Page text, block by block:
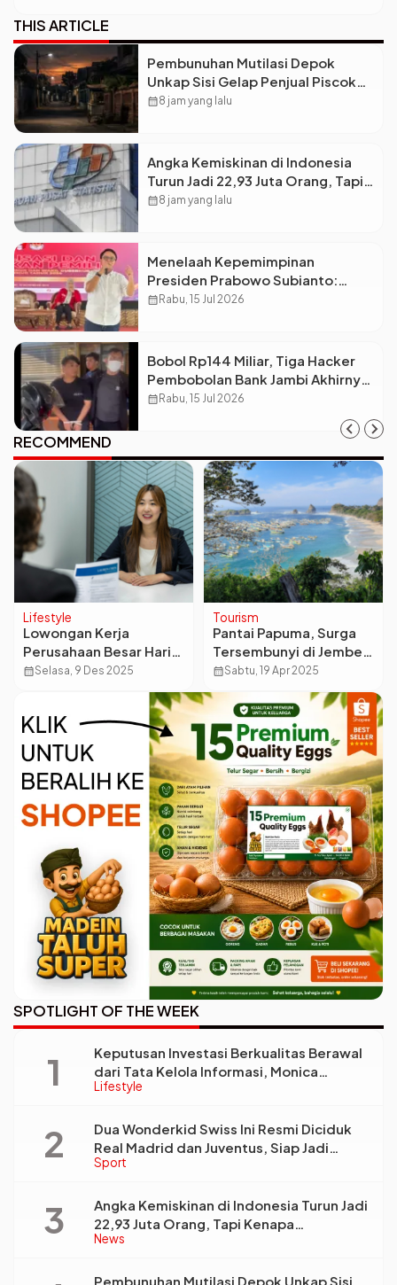
THIS ARTICLE
Pembunuhan Mutilasi Depok
Unkap Sisi Gelap Penjual Piscok
Berdarah Dingin
calendar_month8 jam yang lalu
Angka Kemiskinan di Indonesia
Turun Jadi 22,93 Juta Orang, Tapi
Kenapa Ketimpangan Desa dan
calendar_month8 jam yang lalu
Menelaah Kepemimpinan
Presiden Prabowo Subianto:
Antara Visi Besar, Implementasi,
calendar_month Rabu, 15 Jul 2026
Bobol Rp144 Miliar, Tiga Hacker
Pembobolan Bank Jambi Akhirnya
Diciduk Polisi!
calendar_month Rabu, 15 Jul 2026
RECOMMEND
Lifestyle
Lowongan Kerja
Perusahaan Besar Hari
Ini Update dari Platform
calendar_monthSelasa, 9 Des 2025
Tourism
Pantai Papuma, Surga
Tersembunyi di Jember
yang Wajib Dikunjungi!
calendar_monthSabtu, 19 Apr 2025
SPOTLIGHT OF THE WEEK
Lifestyle
Keputusan Investasi Berkualitas Berawal
dari Tata Kelola Informasi, Monica
Triyadi: Bukan Sekadar Analisis
Sport
Dua Wonderkid Swiss Ini Resmi Diciduk
Real Madrid dan Juventus, Siap Jadi
Bintang Baru Eropa
News
Angka Kemiskinan di Indonesia Turun Jadi
22,93 Juta Orang, Tapi Kenapa
Ketimpangan Desa dan Kota Malah Makin
Pembunuhan Mutilasi Depok Unkap Sisi